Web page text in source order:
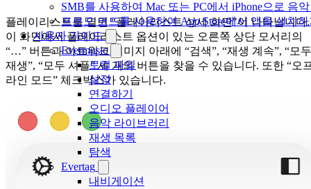
SMB를 사용하여 Mac 또는 PC에서 iPhone으로 음
프로모 코드를 사용하여 App Store에서 앱을 설치
사용자 가이드
Evermusic
로컬 파일
설정
연결하기
오디오 플레이어
음악 라이브러리
재생 목록
탐색
Evertag
내비게이션
플레이리스트를 열면 “플레이리스트 상세 화면"이 나타납니다.
이 화면에서 플레이리스트 옵션이 있는 오른쪽 상단 모서리의
“…” 버튼과 아트워크 이미지 아래에 “검색”, “재생 계속”, “모두
재생”, “모두 셔플” 세 개의 버튼을 찾을 수 있습니다. 또한 “오
라인 모드” 체크박스가 있습니다.